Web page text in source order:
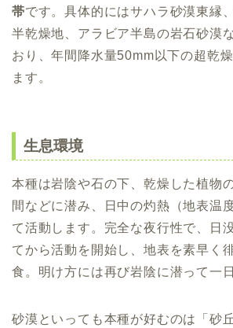
帯です。具体的にはサハラ砂漠東縁
半乾燥地、アラビア半島の岩石砂漠
おり、年間降水量50mm以下の超乾
ます。
生息環境
本種は岩陰や石の下、乾燥した植物
間などに潜み、日中の灼熱（地表温
て活動します。完全な夜行性で、日
てから活動を開始し、地表を素早く
食。明け方には再び岩陰に潜って一
砂漠といっても本種が好むのは「砂